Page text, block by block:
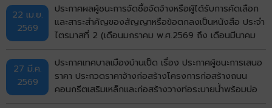
เมืองขอนแก่น จังหวัดขอนแก่น ด้วยวิธีประกวดราคาอิเล็ก
ทรอกนิกส์ (e-bidding)
22 เม.ย.
2569
ประกาศผลผู้ชนะการจัดซื้อจัดจ้างหรือผู้ได้รับการคัดเลือก
และสาระสำคัญของสัญญาหรือข้อตกลงเป็นหนังสือ ประจำ
ไตรมาสที่ 2 (เดือนมกราคม พ.ศ.2569 ถึง เดือนมีนาคม
27 มี.ค.
2569
ประกาศเทศบาลเมืองบ้านเป็ด เรื่อง ประกาศผู้ชนะการเสนอ
ราคา ประกวดราคาจ้างก่อสร้างโครงการก่อสร้างถนน
คอนกรีตเสริมเหล็กและก่อสร้างวางท่อระบายน้ำพร้อมบ่อ